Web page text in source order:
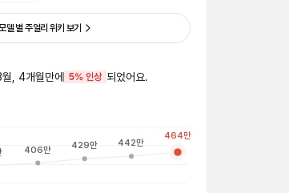
델 별 주얼리 위키 보기
, 4개월만에 5% 인상 되었어요.
406만 429만 442만
464만